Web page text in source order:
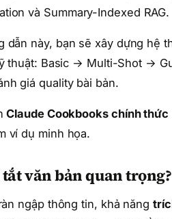
và Summary-Indexed RAG.
dẫn này, bạn sẽ xây dựng hệ
thuật: Basic → Multi-Shot →
giá quality bài bản.
Claude Cookbooks chính thức
ví dụ minh họa.
văn bản quan trọng?
ngập thông tin, khả năng